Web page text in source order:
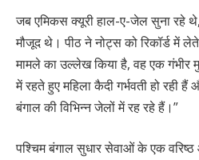
जब एमिकस क्यूरी हाल-ए-जेल सुना रहे
मौजूद थे। पीठ ने नोट्स को रिकॉर्ड में
मामले का उल्लेख किया है, वह एक गंभीर
में रहते हुए महिला कैदी गर्भवती हो रही
बंगाल की विभिन्न जेलों में रह रहे हैं।”
पश्चिम बंगाल सुधार सेवाओं के एक वरिष्ठ